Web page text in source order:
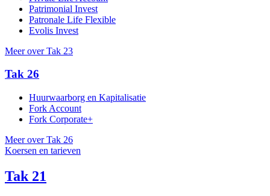
Patrimonial Invest
Patronale Life Flexible
Evolis Invest
Meer over Tak 23
Tak 26
Huurwaarborg en Kapitalisatie
Fork Account
Fork Corporate+
Meer over Tak 26
Koersen en tarieven
Tak 21